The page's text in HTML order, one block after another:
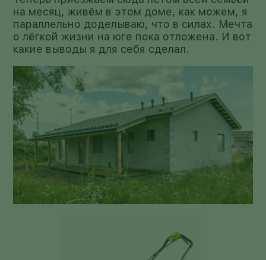
на месяц, живём в этом доме, как можем, я
параллельно доделываю, что в силах. Мечта
о лёгкой жизни на юге пока отложена. И вот
какие выводы я для себя сделал.